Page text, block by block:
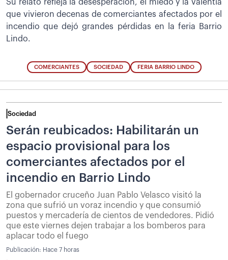
Su relato refleja la desesperación, el miedo y la valentía
que vivieron decenas de comerciantes afectados por el
incendio que dejó grandes pérdidas en la feria Barrio
Lindo.
COMERCIANTES SOCIEDAD FERIA BARRIO LINDO
Sociedad
Serán reubicados: Habilitarán un
espacio provisional para los
comerciantes afectados por el
incendio en Barrio Lindo
El gobernador cruceño Juan Pablo Velasco visitó la
zona que sufrió un voraz incendio y que consumió
puestos y mercadería de cientos de vendedores. Pidió
que este viernes dejen trabajar a los bomberos para
aplacar todo el fuego
Publicación: Hace 7 horas